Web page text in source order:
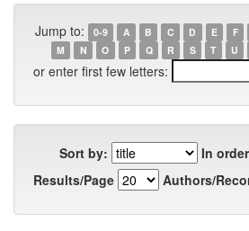
Jump to: 0-9 A B C D E F
M
N O P Q R S T U
or enter first few letters:
Sort by:
In
Results/Page
Authors/